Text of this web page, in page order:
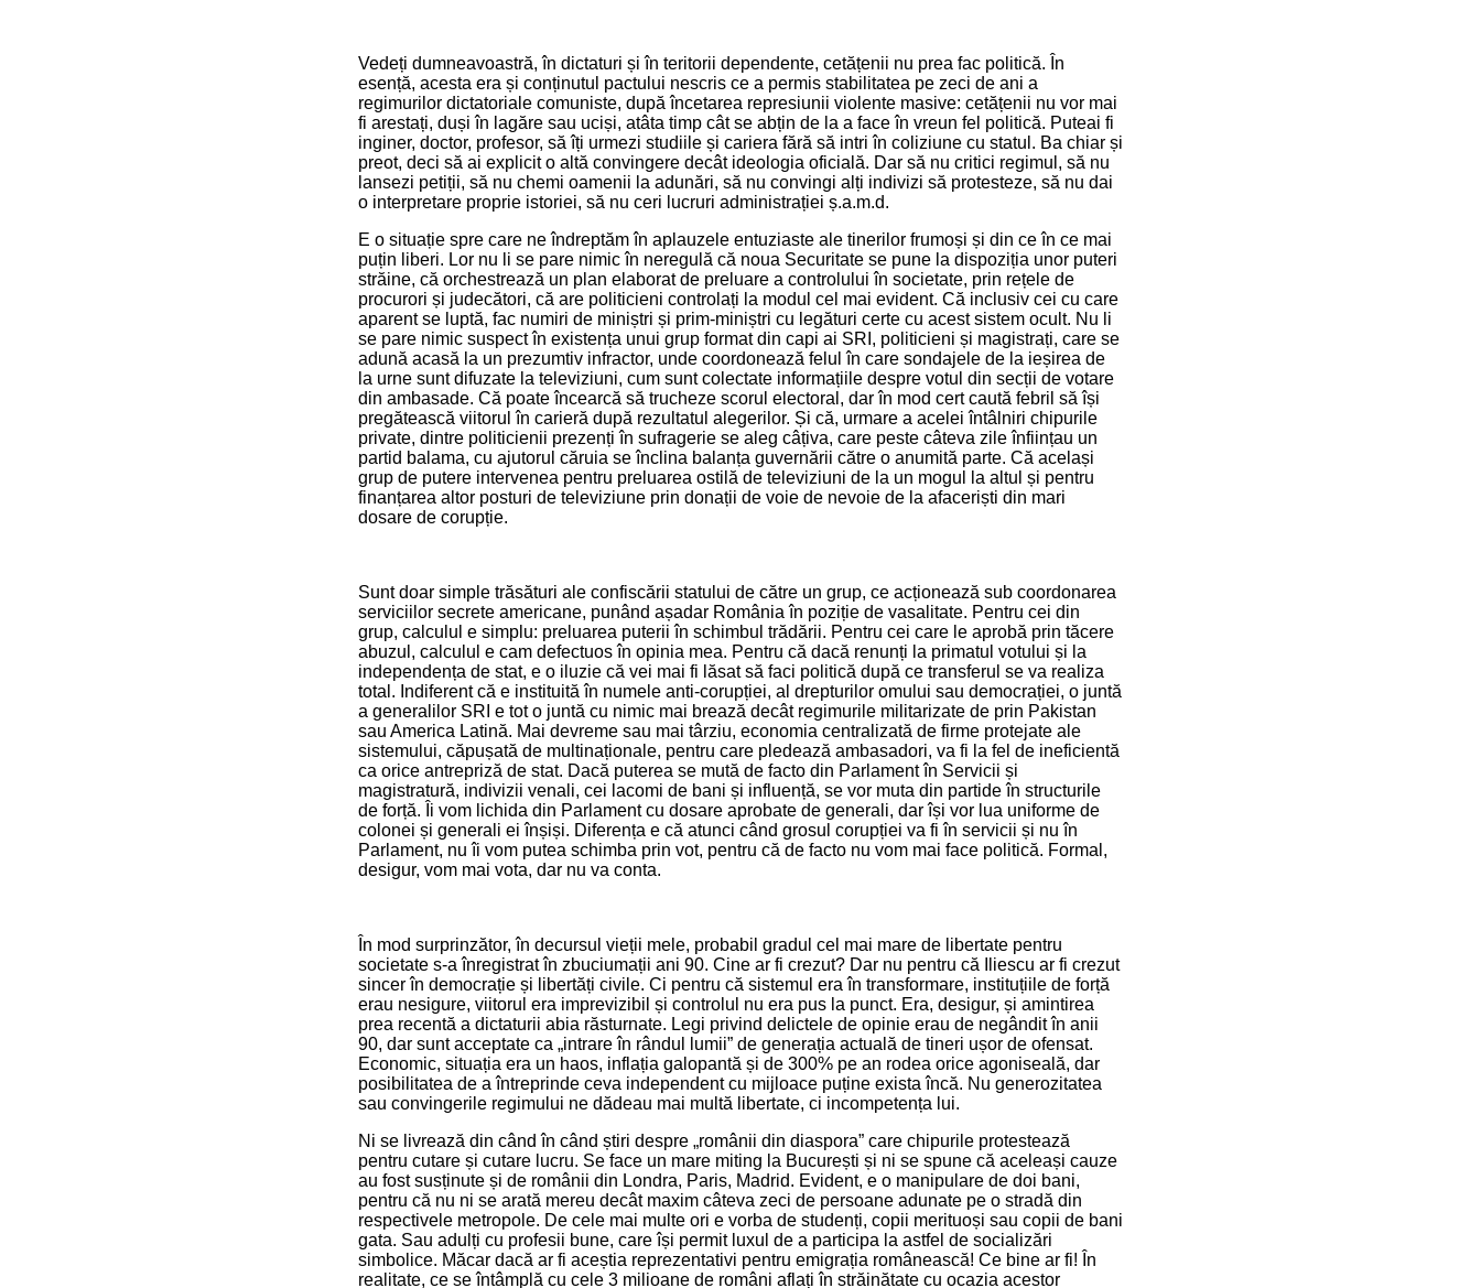
Vedeți dumneavoastră, în dictaturi și în teritorii dependente, cetățenii nu prea fac politică. În
esență, acesta era și conținutul pactului nescris ce a permis stabilitatea pe zeci de ani a
regimurilor dictatoriale comuniste, după încetarea represiunii violente masive: cetățenii nu vor mai
fi arestați, duși în lagăre sau uciși, atâta timp cât se abțin de la a face în vreun fel politică. Puteai fi
inginer, doctor, profesor, să îți urmezi studiile și cariera fără să intri în coliziune cu statul. Ba chiar și
preot, deci să ai explicit o altă convingere decât ideologia oficială. Dar să nu critici regimul, să nu
lansezi petiții, să nu chemi oamenii la adunări, să nu convingi alți indivizi să protesteze, să nu dai
o interpretare proprie istoriei, să nu ceri lucruri administrației ș.a.m.d.
E o situație spre care ne îndreptăm în aplauzele entuziaste ale tinerilor frumoși și din ce în ce mai
puțin liberi. Lor nu li se pare nimic în neregulă că noua Securitate se pune la dispoziția unor puteri
străine, că orchestrează un plan elaborat de preluare a controlului în societate, prin rețele de
procurori și judecători, că are politicieni controlați la modul cel mai evident. Că inclusiv cei cu care
aparent se luptă, fac numiri de miniștri și prim-miniștri cu legături certe cu acest sistem ocult. Nu li
se pare nimic suspect în existența unui grup format din capi ai SRI, politicieni și magistrați, care se
adună acasă la un prezumtiv infractor, unde coordonează felul în care sondajele de la ieșirea de
la urne sunt difuzate la televiziuni, cum sunt colectate informațiile despre votul din secții de votare
din ambasade. Că poate încearcă să trucheze scorul electoral, dar în mod cert caută febril să își
pregătească viitorul în carieră după rezultatul alegerilor. Și că, urmare a acelei întâlniri chipurile
private, dintre politicienii prezenți în sufragerie se aleg câțiva, care peste câteva zile înființau un
partid balama, cu ajutorul căruia se înclina balanța guvernării către o anumită parte. Că același
grup de putere intervenea pentru preluarea ostilă de televiziuni de la un mogul la altul și pentru
finanțarea altor posturi de televiziune prin donații de voie de nevoie de la afaceriști din mari
dosare de corupție.
Sunt doar simple trăsături ale confiscării statului de către un grup, ce acționează sub coordonarea
serviciilor secrete americane, punând așadar România în poziție de vasalitate. Pentru cei din
grup, calculul e simplu: preluarea puterii în schimbul trădării. Pentru cei care le aprobă prin tăcere
abuzul, calculul e cam defectuos în opinia mea. Pentru că dacă renunți la primatul votului și la
independența de stat, e o iluzie că vei mai fi lăsat să faci politică după ce transferul se va realiza
total. Indiferent că e instituită în numele anti-corupției, al drepturilor omului sau democrației, o juntă
a generalilor SRI e tot o juntă cu nimic mai brează decât regimurile militarizate de prin Pakistan
sau America Latină. Mai devreme sau mai târziu, economia centralizată de firme protejate ale
sistemului, căpușată de multinaționale, pentru care pledează ambasadori, va fi la fel de ineficientă
ca orice antrepriză de stat. Dacă puterea se mută de facto din Parlament în Servicii și
magistratură, indivizii venali, cei lacomi de bani și influență, se vor muta din partide în structurile
de forță. Îi vom lichida din Parlament cu dosare aprobate de generali, dar își vor lua uniforme de
colonei și generali ei înșiși. Diferența e că atunci când grosul corupției va fi în servicii și nu în
Parlament, nu îi vom putea schimba prin vot, pentru că de facto nu vom mai face politică. Formal,
desigur, vom mai vota, dar nu va conta.
În mod surprinzător, în decursul vieții mele, probabil gradul cel mai mare de libertate pentru
societate s-a înregistrat în zbuciumații ani 90. Cine ar fi crezut? Dar nu pentru că Iliescu ar fi crezut
sincer în democrație și libertăți civile. Ci pentru că sistemul era în transformare, instituțiile de forță
erau nesigure, viitorul era imprevizibil și controlul nu era pus la punct. Era, desigur, și amintirea
prea recentă a dictaturii abia răsturnate. Legi privind delictele de opinie erau de negândit în anii
90, dar sunt acceptate ca „intrare în rândul lumii” de generația actuală de tineri ușor de ofensat.
Economic, situația era un haos, inflația galopantă și de 300% pe an rodea orice agoniseală, dar
posibilitatea de a întreprinde ceva independent cu mijloace puține exista încă. Nu generozitatea
sau convingerile regimului ne dădeau mai multă libertate, ci incompetența lui.
Ni se livrează din când în când știri despre „românii din diaspora” care chipurile protestează
pentru cutare și cutare lucru. Se face un mare miting la București și ni se spune că aceleași cauze
au fost susținute și de românii din Londra, Paris, Madrid. Evident, e o manipulare de doi bani,
pentru că nu ni se arată mereu decât maxim câteva zeci de persoane adunate pe o stradă din
respectivele metropole. De cele mai multe ori e vorba de studenți, copii merituoși sau copii de bani
gata. Sau adulți cu profesii bune, care își permit luxul de a participa la astfel de socializări
simbolice. Măcar dacă ar fi aceștia reprezentativi pentru emigrația românească! Ce bine ar fi! În
realitate, ce se întâmplă cu cele 3 milioane de români aflați în străinătate cu ocazia acestor